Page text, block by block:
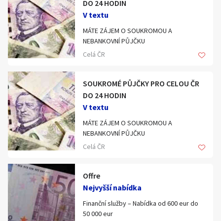
DO 24 HODIN
V textu
‎MÁTE ZÁJEM O SOUKROMOU A
NEBANKOVNÍ PŮJČKU
‎Dobrý den,
‎Rychlá a spolehlivá nabídka půjčky
‎Potřebujete spolehlivou a rychlou půjčku
z následujícího důvodu?
‎Investiční půjčka,
‎Půjčka na rekonstrukci domu,
‎Charitativní půjčka,
‎Konsolidační půjčka,
Celá ČR
SOUKROMÉ PŮJČKY PRO CELOU ČR
DO 24 HODIN
V textu
‎MÁTE ZÁJEM O SOUKROMOU A
NEBANKOVNÍ PŮJČKU
‎Dobrý den,
‎Potřebujete spolehlivou a rychlou půjčku
Celá ČR
Offre
Nejvyšší nabídka
Finanční služby – Nabídka od 600 eur do
50 000 eur
Km
Celá ČR
Hlavní město Praha
Jihočeský kraj
Jihomoravský kraj
Zobrazit všechny regiony